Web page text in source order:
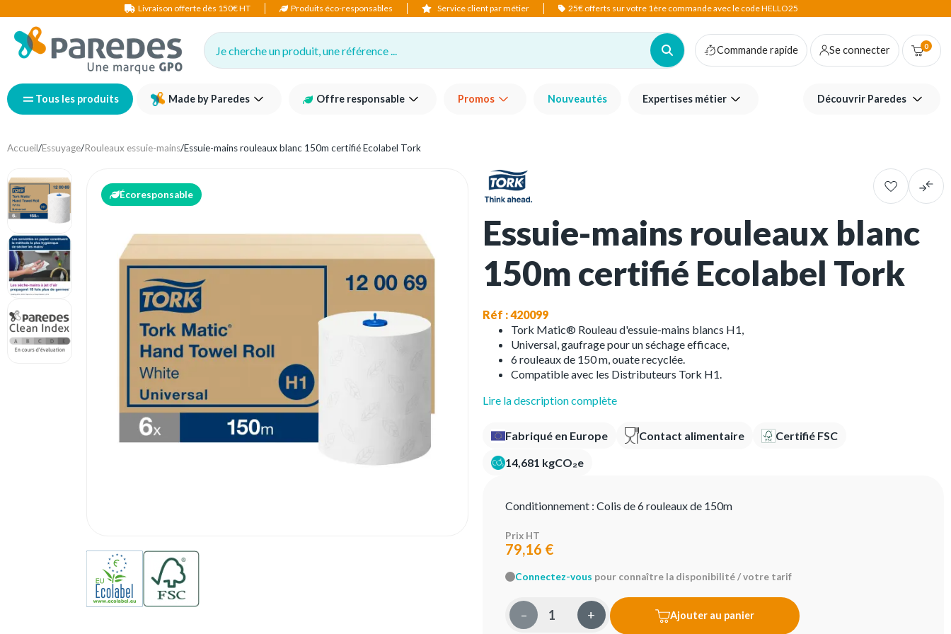
Livraison offerte dès 150€ HT Produits éco-responsables Service client par métier 25€ offerts sur votre 1ère commande avec le code HELLO25
Je cherche un produit, une référence ... Commande rapide Se connecter 0
Tous les produits Made by Paredes Offre responsable Promos Nouveautés Expertises métier Découvrir Paredes
Accueil/Essuyage/Rouleaux essuie-mains/Essuie-mains rouleaux blanc 150m certifié Ecolabel Tork
Écoresponsable
Essuie-mains rouleaux blanc
150m certifié Ecolabel Tork
Réf : 420099
Tork Matic® Rouleau d'essuie-mains blancs H1,
Universal, gaufrage pour un séchage efficace,
6 rouleaux de 150 m, ouate recyclée.
Compatible avec les Distributeurs Tork H1.
Lire la description complète
Fabriqué en Europe Contact alimentaire Certifié FSC
14,681 kgCO₂e
Conditionnement : Colis de 6 rouleaux de 150m
Prix HT
79,16 €
Connectez-vous pour connaître la disponibilité / votre tarif
– + Ajouter au panier